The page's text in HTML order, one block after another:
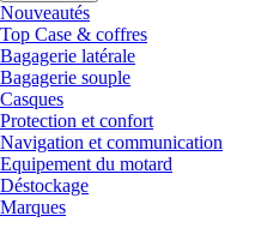
Nouveautés
Top Case & coffres
Bagagerie latérale
Bagagerie souple
Casques
Protection et confort
Navigation et communication
Equipement du motard
Déstockage
Marques